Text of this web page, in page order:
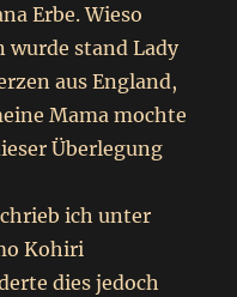
Erbe. Wieso
wurde stand Lady
aus England,
Mama mochte
Überlegung
ich unter
Kohiri
dies jedoch